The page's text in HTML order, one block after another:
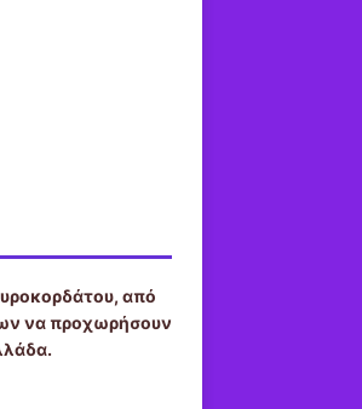
από
να προχωρήσουν